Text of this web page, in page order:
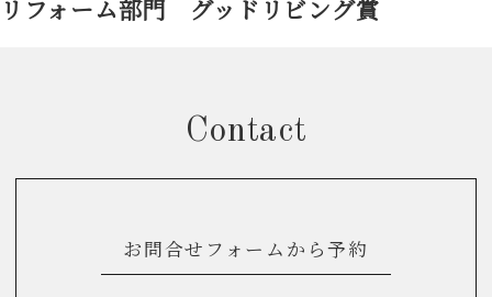
リフォーム部門 グッドリビング賞
Contact
お問合せフォームから予約